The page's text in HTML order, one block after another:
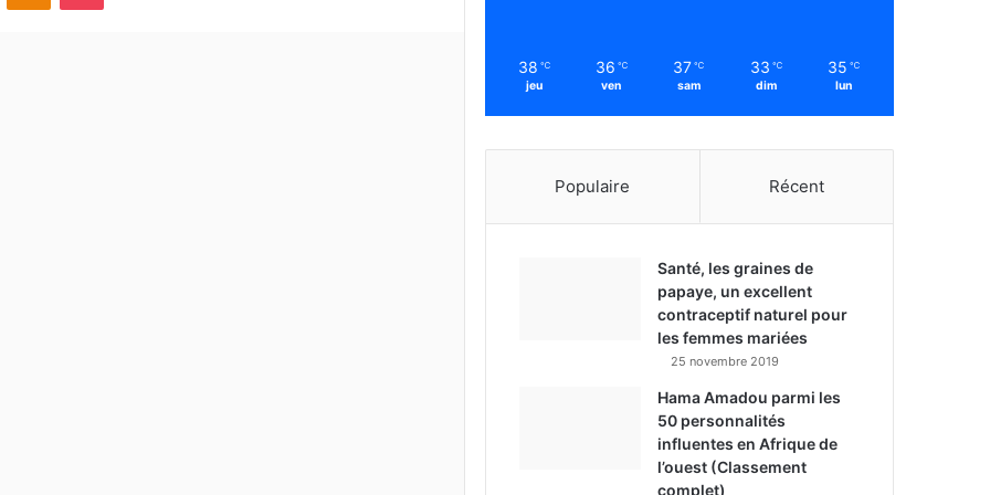
38 ℃
jeu
36 ℃
ven
37 ℃
sam
33 ℃
dim
35 ℃
lun
Populaire Récent
Santé, les graines de
papaye, un excellent
contraceptif naturel pour
les femmes mariées
25 novembre 2019
Hama Amadou parmi les
50 personnalités
influentes en Afrique de
l’ouest (Classement
complet)